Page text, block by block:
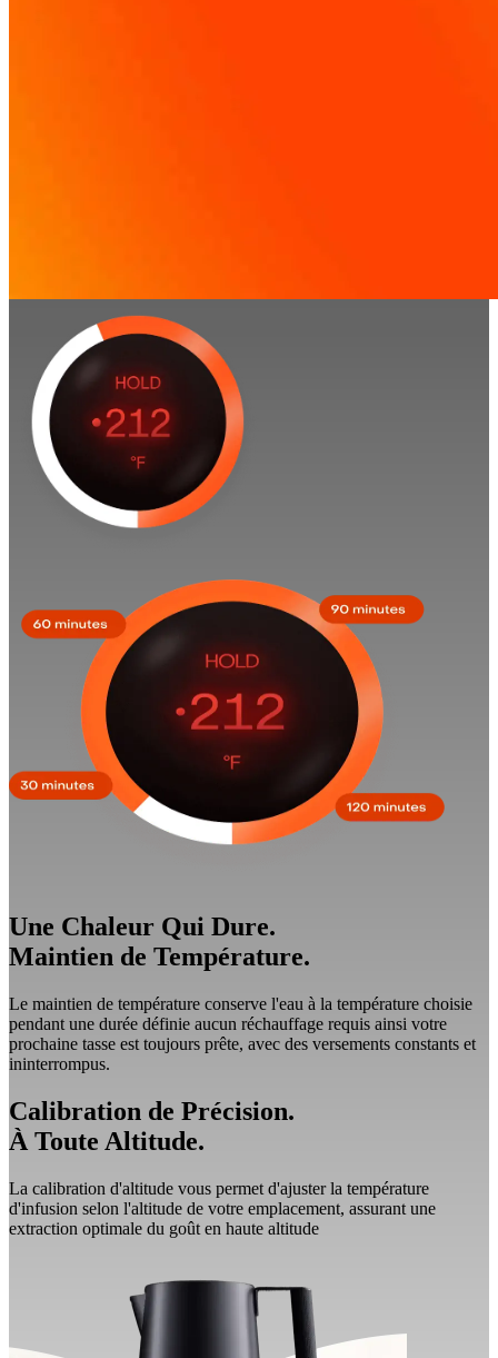
Une Chaleur Qui Dure.
Maintien de Température.
Le maintien de température conserve l'eau à la température choisie
pendant une durée définie aucun réchauffage requis ainsi votre
prochaine tasse est toujours prête, avec des versements constants et
ininterrompus.
Calibration de Précision.
À Toute Altitude.
La calibration d'altitude vous permet d'ajuster la température
d'infusion selon l'altitude de votre emplacement, assurant une
extraction optimale du goût en haute altitude